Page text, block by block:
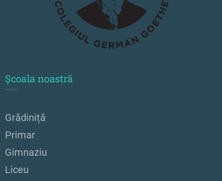
Școala noastră
Grădiniță
Primar
Gimnaziu
Liceu